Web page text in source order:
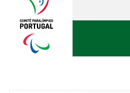
Paralimpico
Portugal